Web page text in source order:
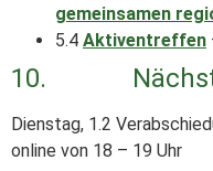
gemeinsamen
5.4 Aktiventreffen
10. Nächste
Dienstag, 1.2
online von 18 – 19 Uhr